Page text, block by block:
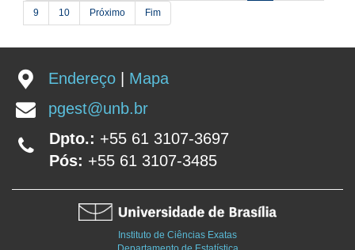
9 10 Próximo Fim
Endereço
Mapa
pgest@unb.br
Dpto.: +55 61 3107-3697
Pós: +55 61 3107-3485
Instituto de Ciências Exatas